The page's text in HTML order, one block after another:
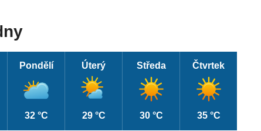
Pondělí
32 °C
Úterý
29 °C
Středa
30 °C
Čtvrtek
35 °C